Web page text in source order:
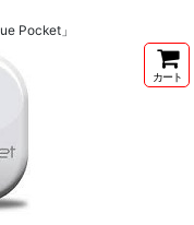
Pocket」
カート